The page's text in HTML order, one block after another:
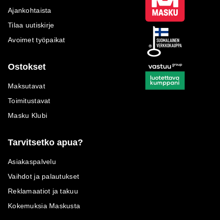
Ajankohtaista
Tilaa uutiskirje
Avoimet työpaikat
Ostokset
Maksutavat
Toimitustavat
Masku Klubi
Tarvitsetko apua?
Asiakaspalvelu
Vaihdot ja palautukset
Reklamaatiot ja takuu
Kokemuksia Maskusta